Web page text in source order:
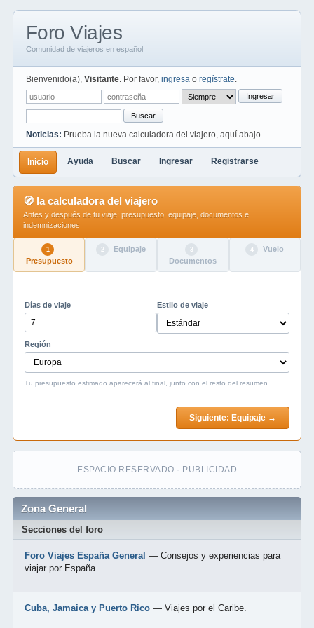
Foro Viajes
Comunidad de viajeros en español
Bienvenido(a), Visitante. Por favor, ingresao regístrate.
Ingresar
Buscar
Noticias: Prueba la nueva calculadora del viajero, aquí abajo.
Inicio Ayuda Buscar Ingresar Registrarse
🧭 la calculadora del viajero
Antes y después de tu viaje: presupuesto, equipaje, documentos e
indemnizaciones
1
Presupuesto
2 Equipaje 3
Documentos
4 Vuelo
Días de viaje Estilo de viaje
Región
Tu presupuesto estimado aparecerá al final, junto con el resto del resumen.
Siguiente: Equipaje →
ESPACIO RESERVADO · PUBLICIDAD
Zona General
Secciones del foro
Foro Viajes España General — Consejos y experiencias para
viajar por España.
Cuba, Jamaica y Puerto Rico— Viajes por el Caribe.